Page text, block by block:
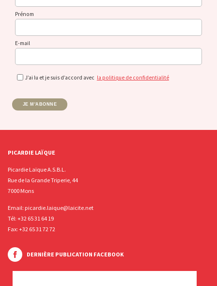
Prénom
E-mail
J’ai lu et je suis d’accord avec la politique de confidentialité
JE M'ABONNE
PICARDIE LAÏQUE
Picardie Laïque A.S.B.L.
Rue de la Grande Triperie, 44
7000 Mons
Email: picardie.laique@laicite.net
Tél: +32 65 31 64 19
Fax: +32 65 31 72 72
DERNIÈRE PUBLICATION FACEBOOK